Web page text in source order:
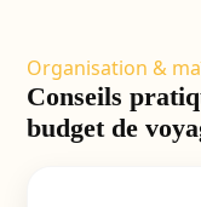
Organisation &
Conseils
budget de